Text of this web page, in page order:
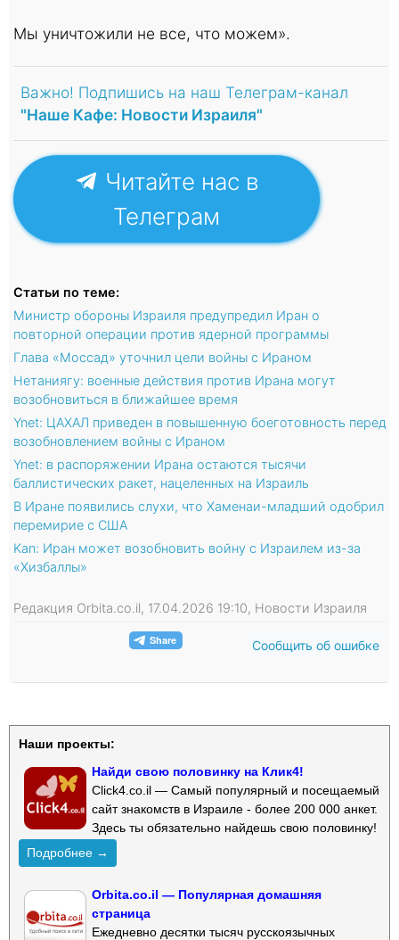
Мы уничтожили не все, что можем».
Важно! Подпишись на наш Телеграм-канал
"Наше Кафе: Новости Израиля"
Читайте нас в
Телеграм
Статьи по теме:
Министр обороны Израиля предупредил Иран о
повторной операции против ядерной программы
Глава «Моссад» уточнил цели войны с Ираном
Нетаниягу: военные действия против Ирана могут
возобновиться в ближайшее время
Ynet: ЦАХАЛ приведен в повышенную боеготовность перед
возобновлением войны с Ираном
Ynet: в распоряжении Ирана остаются тысячи
баллистических ракет, нацеленных на Израиль
В Иране появились слухи, что Хаменаи-младший одобрил
перемирие с США
Kan: Иран может возобновить войну с Израилем из-за
«Хизбаллы»
Редакция Orbita.co.il, 17.04.2026 19:10, Новости Израиля
Сообщить об ошибке
Наши проекты:
Найди свою половинку на Клик4!
Click4.co.il — Самый популярный и посещаемый
сайт знакомств в Израиле - более 200 000 анкет.
Здесь ты обязательно найдешь свою половинку!
Подробнее →
Orbita.co.il — Популярная домашняя
страница
Ежедневно десятки тысяч русскоязычных